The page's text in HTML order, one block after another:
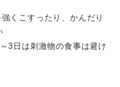
くこすったり、かんだり
3日は刺激物の食事は避け